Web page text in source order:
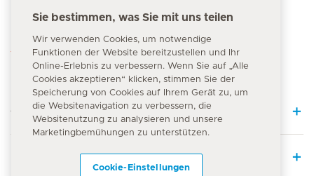
144
Quick Links
Leistungsangebot
Sie bestimmen, was Sie mit uns teilen
Wir verwenden Cookies, um notwendige
Funktionen der Website bereitzustellen und Ihr
Online-Erlebnis zu verbessern. Wenn Sie auf „Alle
Cookies akzeptieren“ klicken, stimmen Sie der
Speicherung von Cookies auf Ihrem Gerät zu, um
die Websitenavigation zu verbessern, die
Websitenutzung zu analysieren und unsere
Marketingbemühungen zu unterstützen.
Cookie-Einstellungen